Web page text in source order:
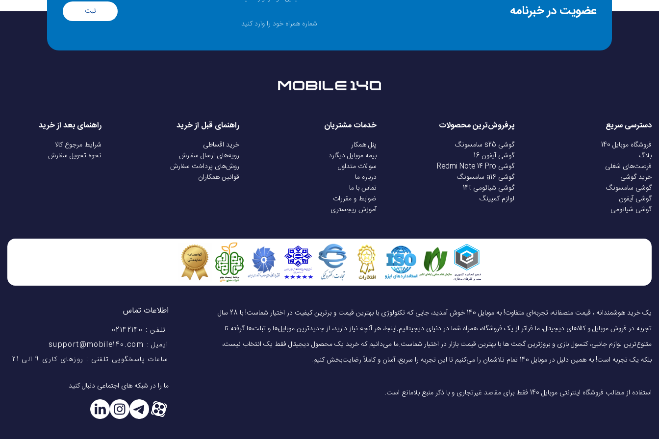
عضویت در خبرنامه ثبت
دسترسی سریع
فروشگاه موبایل 140
بلاگ
فرصت‌های شغلی
خرید گوشی
گوشی سامسونگ
گوشی آیفون
گوشی شیائومی
پرفروش‌ترین محصولات
گوشی s25 سامسونگ
گوشی آیفون 16
گوشی Redmi Note 14 Pro
گوشی a16 سامسونگ
گوشی شیائومی 14t
لوازم کمپینگ
خدمات مشتریان
پنل همکار
بیمه موبایل دیگارد
سوالات متداول
درباره ما
تماس با ما
ضوابط و مقررات
آموزش ریجستری
راهنمای قبل از خرید
خرید اقساطی
رویه‌های ارسال سفارش
روش‌های پرداخت سفارش
قوانین همکاران
راهنمای بعد از خرید
شرایط مرجوع کالا
نحوه تحویل سفارش
یک خرید هوشمندانه ، قیمت منصفانه، تجربه‌ای متفاوت! به موبایل 140 خوش آمدید، جایی که تکنولوژی با بهترین قیمت و برترین کیفیت در اختیار شماست! با 28 سال
تجربه در فروش موبایل و کالاهای دیجیتال، ما فراتر از یک فروشگاه، همراه شما در دنیای دیجیتالیم.اینجا، هر آنچه نیاز دارید، از جدیدترین موبایل‌ها و تبلت‌ها گرفته تا
متنوع‌ترین لوازم جانبی، کنسول بازی و بروزترین گجت ها با بهترین قیمت بازار در اختیار شماست.ما می‌دانیم که خرید یک محصول دیجیتال فقط یک انتخاب نیست،
بلکه یک تجربه است! به همین دلیل در موبایل 140 تمام تلاشمان را می‌کنیم تا این تجربه را سریع، آسان و کاملاً رضایت‌بخش کنیم.
استفاده از مطالب فروشگاه اینترنتی موبایل 140 فقط برای مقاصد غیرتجاری و با ذکر منبع بلامانع است.
اطلاعات تماس
تلفن : 02142140
ایمیل : support@mobile140.com
ساعات پاسخگویی تلفنی : روزهای کاری 9 الی 21
ما را در شبکه های اجتماعی دنبال کنید